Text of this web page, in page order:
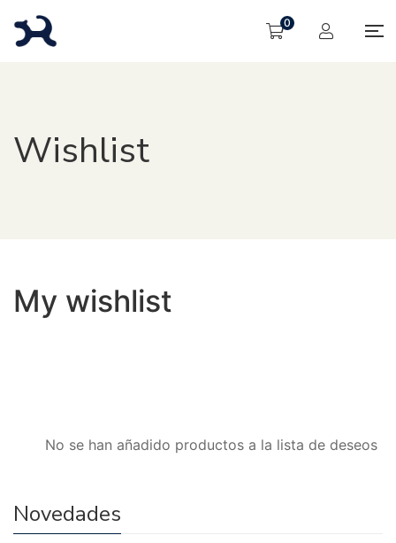
0
Wishlist
My wishlist
No se han añadido productos a la lista de deseos
Novedades